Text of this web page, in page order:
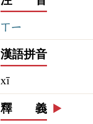
ㄒㄧ
漢語拼音
xī
釋 義 ▶️